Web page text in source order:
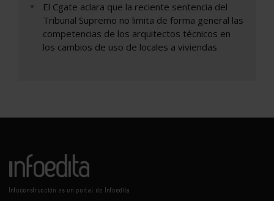
El Cgate aclara que la reciente sentencia del
Tribunal Supremo no limita de forma general las
competencias de los arquitectos técnicos en
los cambios de uso de locales a viviendas
Infoconstrucción es un portal de Infoedita